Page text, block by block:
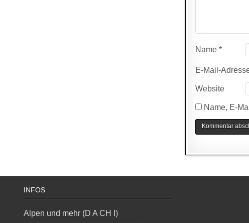
Name*
E-Mail-
Website
Name, E-
INFOS
Alpen und mehr (D A CH I)